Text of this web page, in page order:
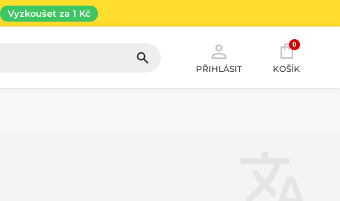
Vyzkoušet za 1 Kč
PŘIHLÁSIT
0
KOŠÍK